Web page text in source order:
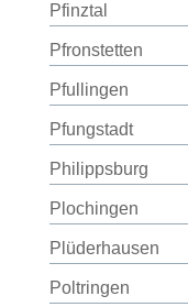
Pfinztal
Pfronstetten
Pfullingen
Pfungstadt
Philippsburg
Plochingen
Plüderhausen
Poltringen